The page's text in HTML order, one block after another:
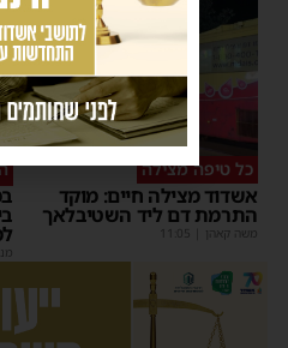
כל טיפה מצילה
אשדוד מצילה חיים: מוקד
התרמת דם ליד השטיבלאך
משה קאהן 11:05